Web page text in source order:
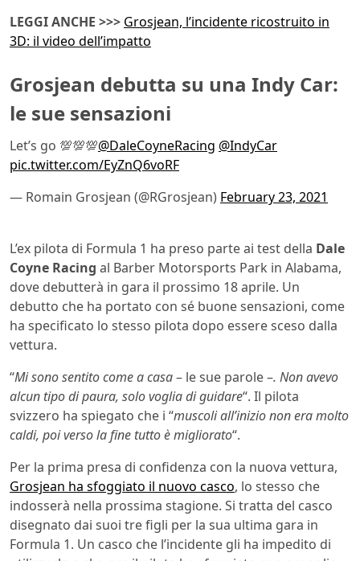
LEGGI ANCHE >>> Grosjean, l’incidente ricostruito in
3D: il video dell’impatto
Grosjean debutta su una Indy Car:
le sue sensazioni
Let’s go 💯💯💯@DaleCoyneRacing @IndyCar
pic.twitter.com/EyZnQ6voRF
— Romain Grosjean (@RGrosjean) February 23, 2021
L’ex pilota di Formula 1 ha preso parte ai test della Dale
Coyne Racing al Barber Motorsports Park in Alabama,
dove debutterà in gara il prossimo 18 aprile. Un
debutto che ha portato con sé buone sensazioni, come
ha specificato lo stesso pilota dopo essere sceso dalla
vettura.
“Mi sono sentito come a casa– le sue parole –. Non avevo
alcun tipo di paura, solo voglia di guidare“. Il pilota
svizzero ha spiegato che i “muscoli all’inizio non era molto
caldi, poi verso la fine tutto è migliorato“.
Per la prima presa di confidenza con la nuova vettura,
Grosjean ha sfoggiato il nuovo casco, lo stesso che
indosserà nella prossima stagione. Si tratta del casco
disegnato dai suoi tre figli per la sua ultima gara in
Formula 1. Un casco che l’incidente gli ha impedito di